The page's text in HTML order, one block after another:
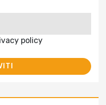
policy